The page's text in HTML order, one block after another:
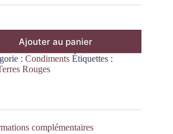
Ajouter au panier
: Condiments Étiquettes :
Rouges
complémentaires